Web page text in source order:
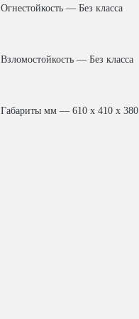
Огнестойкость — Без класса
Взломостойкость — Без класса
Габариты мм — 610 x 410 x 380